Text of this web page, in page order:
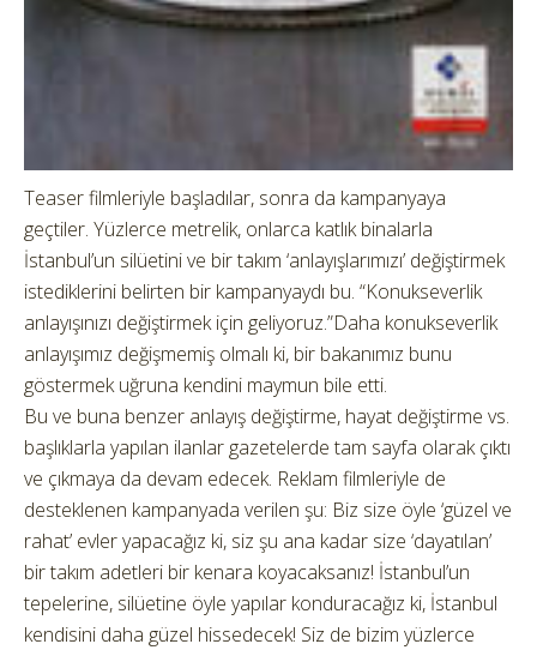
Teaser filmleriyle başladılar, sonra da kampanyaya
geçtiler. Yüzlerce metrelik, onlarca katlık binalarla
İstanbul’un silüetini ve bir takım ‘anlayışlarımızı’ değiştirmek
istediklerini belirten bir kampanyaydı bu. “Konukseverlik
anlayışınızı değiştirmek için geliyoruz.”Daha konukseverlik
anlayışımız değişmemiş olmalı ki, bir bakanımız bunu
göstermek uğruna kendini maymun bile etti.
Bu ve buna benzer anlayış değiştirme, hayat değiştirme vs.
başlıklarla yapılan ilanlar gazetelerde tam sayfa olarak çıktı
ve çıkmaya da devam edecek. Reklam filmleriyle de
desteklenen kampanyada verilen şu: Biz size öyle ‘güzel ve
rahat’ evler yapacağız ki, siz şu ana kadar size ‘dayatılan’
bir takım adetleri bir kenara koyacaksanız! İstanbul’un
tepelerine, silüetine öyle yapılar konduracağız ki, İstanbul
kendisini daha güzel hissedecek! Siz de bizim yüzlerce